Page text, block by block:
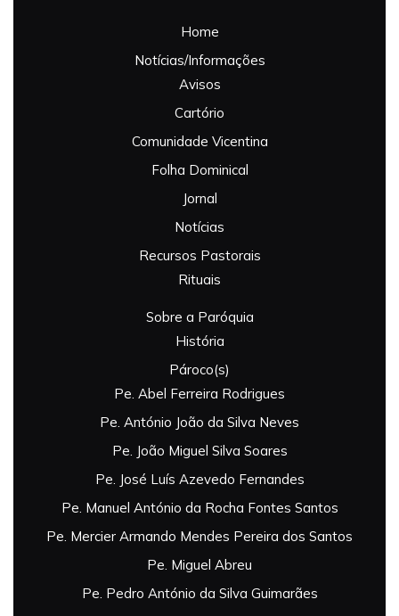
Home
Notícias/Informações
Avisos
Cartório
Comunidade Vicentina
Folha Dominical
Jornal
Notícias
Recursos Pastorais
Rituais
Sobre a Paróquia
História
Pároco(s)
Pe. Abel Ferreira Rodrigues
Pe. António João da Silva Neves
Pe. João Miguel Silva Soares
Pe. José Luís Azevedo Fernandes
Pe. Manuel António da Rocha Fontes Santos
Pe. Mercier Armando Mendes Pereira dos Santos
Pe. Miguel Abreu
Pe. Pedro António da Silva Guimarães